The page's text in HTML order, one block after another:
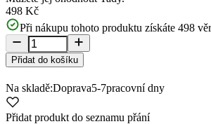
498 Kč
Při nákupu tohoto produktu získáte 498
Přidat do košíku
Na skladě:Doprava5-7pracovní dny
Přidat produkt do seznamu přání